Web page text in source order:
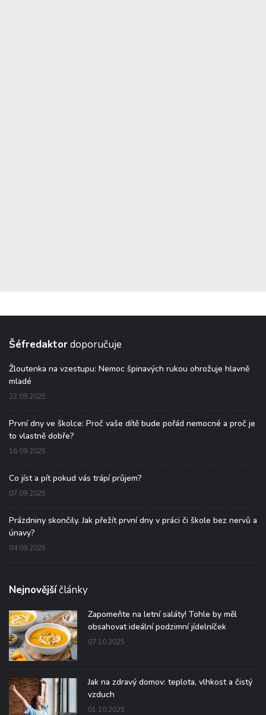
Šéfredaktordoporučuje
Žloutenka na vzestupu: Nemoc špinavých rukou ohrožuje hlavně
mladé
22.09.2025
První dny ve školce: Proč vaše dítě bude pořád nemocné a proč je
to vlastně dobře?
16.09.2025
Co jíst a pít pokud vás trápí průjem?
07.09.2025
Prázdniny skončily. Jak přežít první dny v práci či škole bez nervů a
únavy?
04.09.2025
Nejnovějšíčlánky
Zapomeňte na letní saláty! Tohle by měl
obsahovat ideální podzimní jídelníček
07.10.2025
Jak na zdravý domov: teplota, vlhkost a čistý
vzduch
01.10.2025